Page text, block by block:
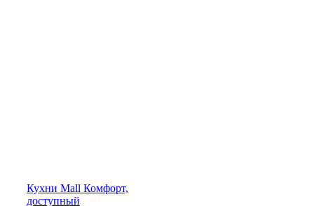
Кухни Mall Комфорт,
доступный